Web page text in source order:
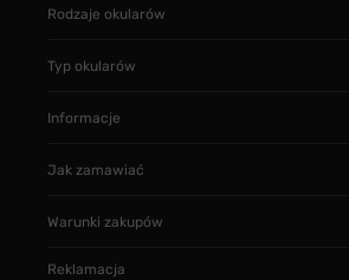
Rodzaje okularów
Typ okularów
Informacje
Jak zamawiać
Warunki zakupów
Reklamacja